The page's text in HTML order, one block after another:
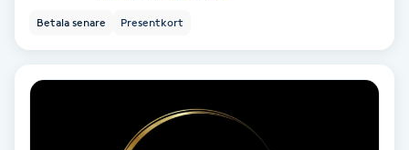
Blowout
Bottenfärg
Betala senare Presentkort